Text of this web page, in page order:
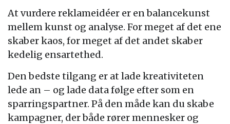
At vurdere reklameidéer er en balancekunst
mellem kunst og analyse. For meget af det ene
skaber kaos, for meget af det andet skaber
kedelig ensartethed.
Den bedste tilgang er at lade kreativiteten
lede an – og lade data følge efter som en
sparringspartner. På den måde kan du skabe
kampagner, der både rører mennesker og